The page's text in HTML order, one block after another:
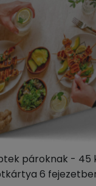
pároknak - 45
6